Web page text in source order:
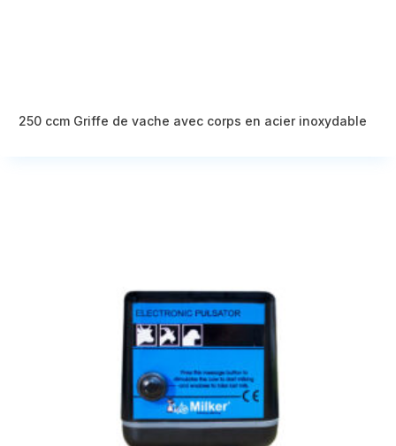
250 ccm Griffe de vache avec corps en acier inoxydable